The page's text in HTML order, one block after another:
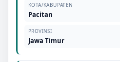
KOTA/KABUPATEN
Pacitan
PROVINSI
Jawa Timur